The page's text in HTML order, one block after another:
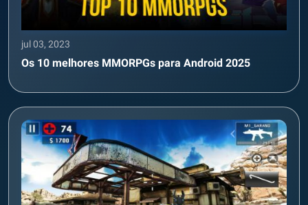
jul 03, 2023
Os 10 melhores MMORPGs para Android 2025